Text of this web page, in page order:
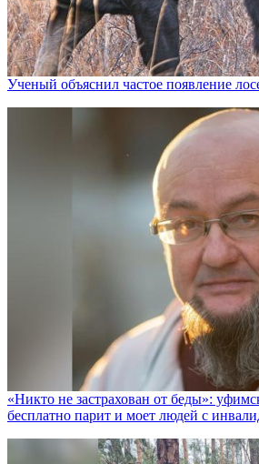
Ученый объяснил частое появление
«Никто не заcтрахован от беды»:
бесплатно парит и моет людей с